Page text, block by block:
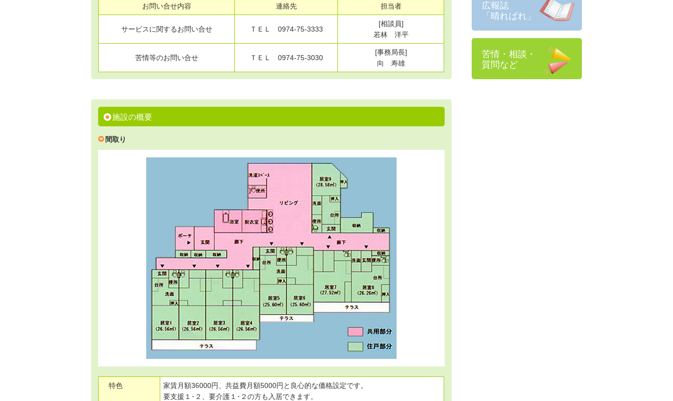
広報誌
「晴ればれ」
苦情・相談・
質問など
お問い合せ内容 連絡先 担当者
サービスに関するお問い合せ ＴＥＬ 0974-75-3333
[相談員]
若林 洋平
苦情等のお問い合せ ＴＥＬ 0974-75-3030
[事務局長]
向 寿雄
施設の概要
間取り
特色
家賃月額36000円、共益費月額5000円と良心的な価格設定です。
要支援１･２、要介護１･２の方も入居できます。